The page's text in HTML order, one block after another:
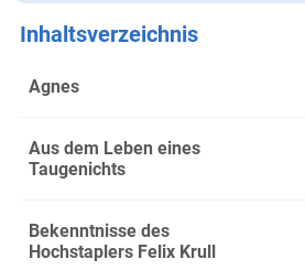
Inhaltsverzeichnis
Agnes
Aus dem Leben eines
Taugenichts
Bekenntnisse des
Hochstaplers Felix Krull